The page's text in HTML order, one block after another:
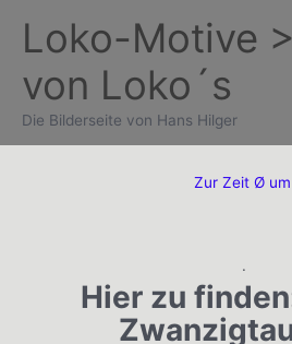
Loko-Motive
von Loko´s
Die Bilderseite von Hans Hilger
Zur Zeit Ø
.
Hier zu